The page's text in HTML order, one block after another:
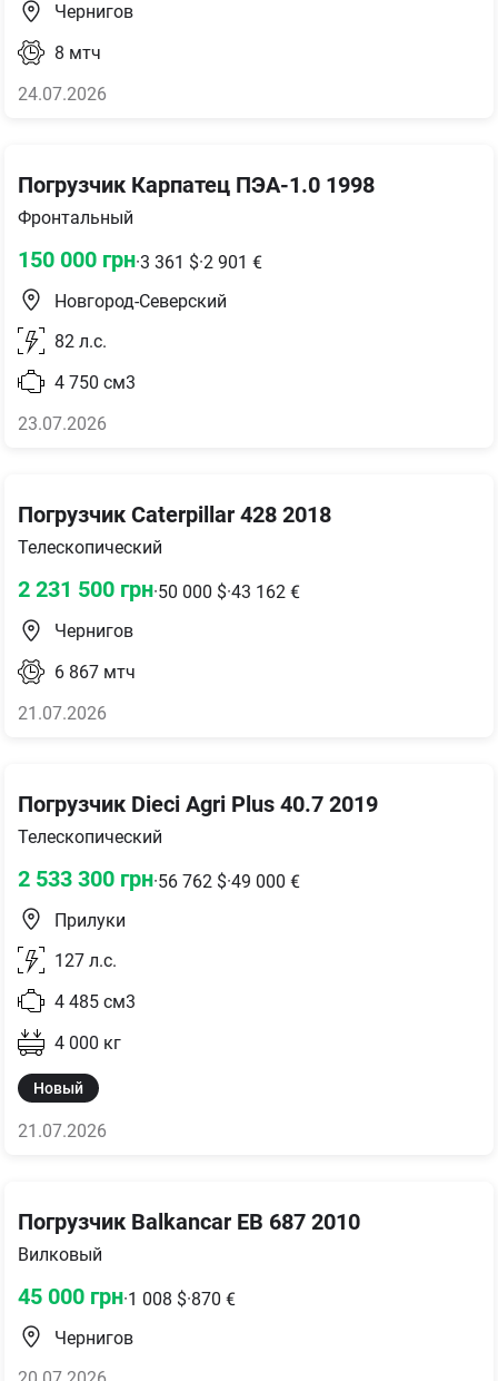
Чернигов
8 мтч
24.07.2026
Погрузчик Карпатец ПЭА-1.0 1998
Фронтальный
150 000 грн·3 361 $·2 901 €
Новгород-Северский
82 л.с.
4 750 см3
23.07.2026
Погрузчик Caterpillar 428 2018
Телескопический
2 231 500 грн·50 000 $·43 162 €
Чернигов
6 867 мтч
21.07.2026
Погрузчик Dieci Agri Plus 40.7 2019
Телескопический
2 533 300 грн·56 762 $·49 000 €
Прилуки
127 л.с.
4 485 см3
4 000 кг
Новый
21.07.2026
Погрузчик Balkancar EB 687 2010
Вилковый
45 000 грн·1 008 $·870 €
Чернигов